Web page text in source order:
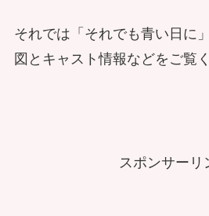
それでは「それでも青い日に
図とキャスト情報などをご覧
スポンサーリ